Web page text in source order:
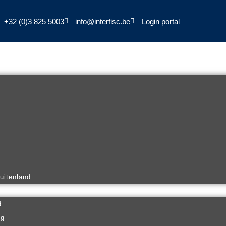
+32 (0)3 825 5003 info@interfisc.be Login portal